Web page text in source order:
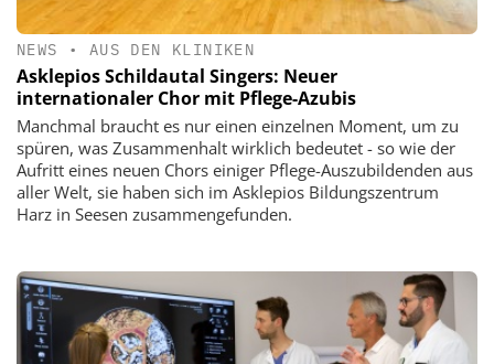
NEWS • AUS DEN KLINIKEN
Asklepios Schildautal Singers: Neuer
internationaler Chor mit Pflege-Azubis
Manchmal braucht es nur einen einzelnen Moment, um zu
spüren, was Zusammenhalt wirklich bedeutet - so wie der
Aufritt eines neuen Chors einiger Pflege-Auszubildenden aus
aller Welt, sie haben sich im Asklepios Bildungszentrum
Harz in Seesen zusammengefunden.